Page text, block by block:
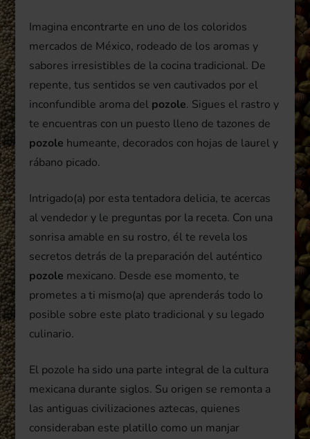
Imagina encontrarte en uno de los coloridos
mercados de México, rodeado de los aromas y
sabores irresistibles de la cocina tradicional. De
repente, tus sentidos se ven cautivados por el
inconfundible aroma del pozole. Sigues el rastro y
te encuentras con un puesto lleno de tazones de
pozole humeante, decorados con hojas de laurel y
rábano picado.
Intrigado(a) por esta tentadora delicia, te acercas
al vendedor y le preguntas por la receta. Con una
sonrisa amable en su rostro, él te revela los
secretos detrás de la preparación del auténtico
pozole mexicano. Desde ese momento, te
prometes a ti mismo(a) que aprenderás todo lo
posible sobre este plato tradicional y su legado
culinario.
El pozole ha sido una parte integral de la cultura
mexicana durante siglos. Su origen se remonta a
las antiguas civilizaciones aztecas, quienes
consideraban este platillo como un manjar